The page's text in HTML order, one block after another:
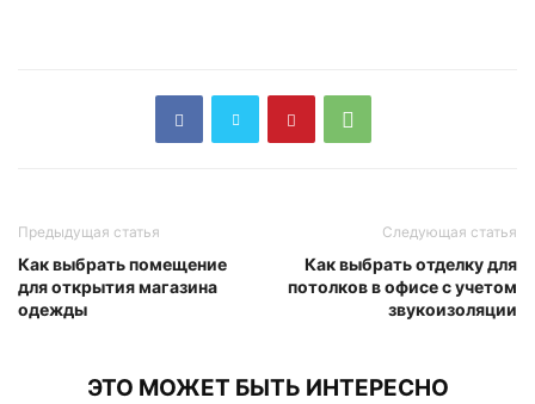
Предыдущая статья
Как выбрать помещение
для открытия магазина
одежды
Следующая статья
Как выбрать отделку для
потолков в офисе с учетом
звукоизоляции
ЭТО МОЖЕТ БЫТЬ ИНТЕРЕСНО